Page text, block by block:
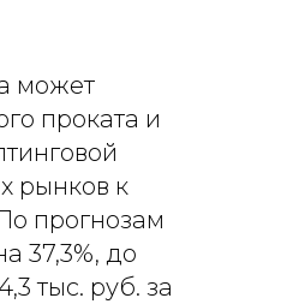
может
проката и
рынков к
прогнозам
37,3%, до
тыс. руб. за